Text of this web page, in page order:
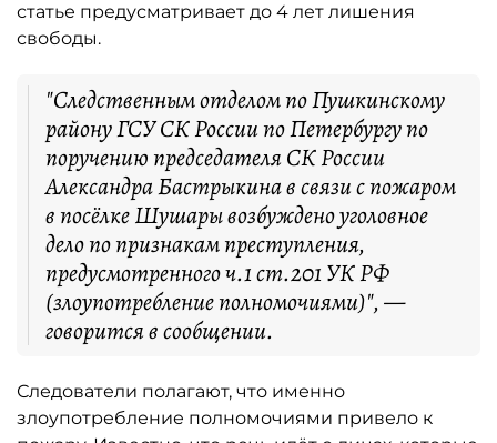
статье предусматривает до 4 лет лишения
свободы.
"Следственным отделом по Пушкинскому
району ГСУ СК России по Петербургу по
поручению председателя СК России
Александра Бастрыкина в связи с пожаром
в посёлке Шушары возбуждено уголовное
дело по признакам преступления,
предусмотренного ч.1 ст.201 УК РФ
(злоупотребление полномочиями)", —
говорится в сообщении.
Следователи полагают, что именно
злоупотребление полномочиями привело к